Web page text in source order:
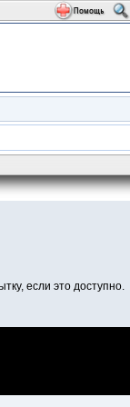
если это доступно.